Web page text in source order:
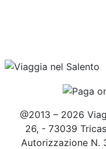
@2013 – 2026
26, - 73039
Autorizzazione N.